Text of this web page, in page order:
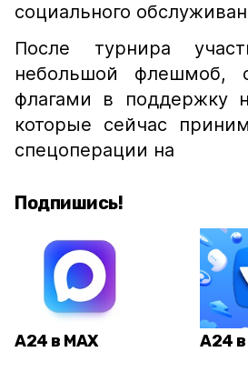
социального
После турнира
небольшой флешмоб,
флагами в поддержку
которые сейчас
спецоперации на
Подпишись!
А24 в MAX А24 в